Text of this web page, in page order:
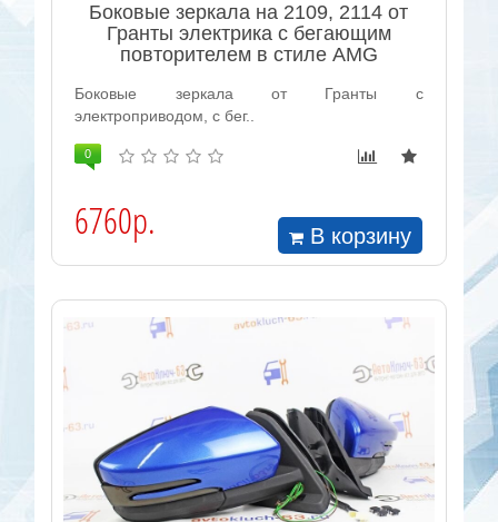
Боковые зеркала на 2109, 2114 от
Гранты электрика с бегающим
повторителем в стиле AMG
Боковые зеркала от Гранты с
электроприводом, с бег..
0
6760р. В корзину